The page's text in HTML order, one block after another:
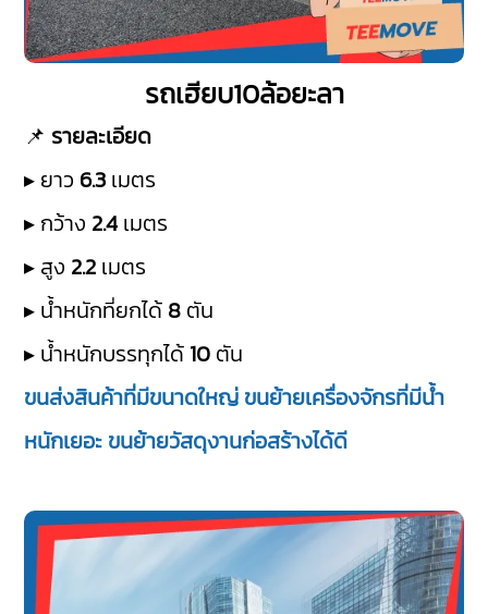
รถเฮียบ10ล้อยะลา
📌 รายละเอียด
▸ ยาว 6.3 เมตร
▸ กว้าง 2.4 เมตร
▸ สูง 2.2 เมตร
▸ น้ำหนักที่ยกได้ 8 ตัน
▸ น้ำหนักบรรทุกได้ 10 ตัน
ขนส่งสินค้าที่มีขนาดใหญ่ ขนย้ายเครื่องจักรที่มีน้ำ
หนักเยอะ ขนย้ายวัสดุงานก่อสร้างได้ดี